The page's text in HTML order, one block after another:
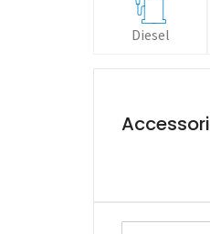
Diesel
Accessori